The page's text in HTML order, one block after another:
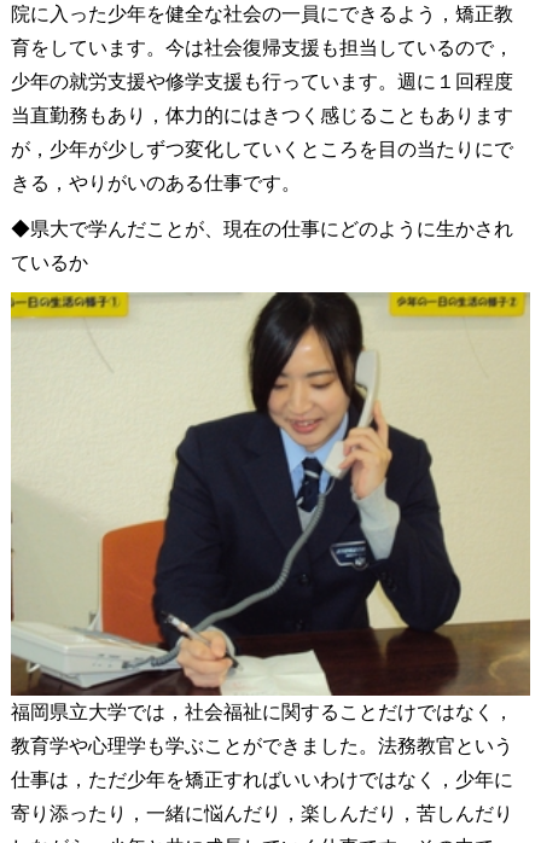
院に入った少年を健全な社会の一員にできるよう，矯正教
育をしています。今は社会復帰支援も担当しているので，
少年の就労支援や修学支援も行っています。週に１回程度
当直勤務もあり，体力的にはきつく感じることもあります
が，少年が少しずつ変化していくところを目の当たりにで
きる，やりがいのある仕事です。
◆県大で学んだことが、現在の仕事にどのように生かされ
ているか
福岡県立大学では，社会福祉に関することだけではなく，
教育学や心理学も学ぶことができました。法務教官という
仕事は，ただ少年を矯正すればいいわけではなく，少年に
寄り添ったり，一緒に悩んだり，楽しんだり，苦しんだり